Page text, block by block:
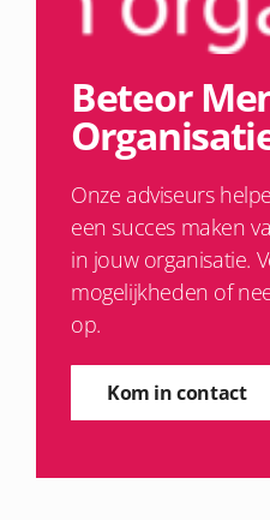
Beteor
Onze adviseurs
een succes maken
in jouw organisatie.
mogelijkheden of
op.
Kom in contact